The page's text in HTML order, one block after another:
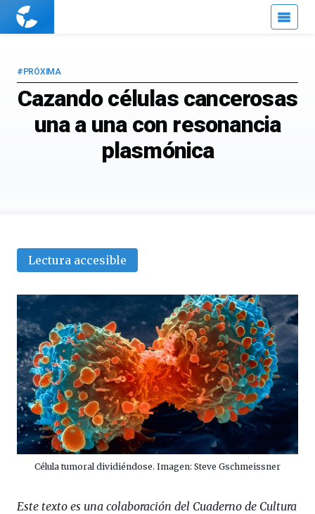
Cuaderno
Cazando células cancerosas
una a una con resonancia
plasmónica
#PRÓXIMA
Lectura accesible
Célula tumoral dividiéndose. Imagen: Steve Gschmeissner
Este texto es una colaboración del Cuaderno de Cultura